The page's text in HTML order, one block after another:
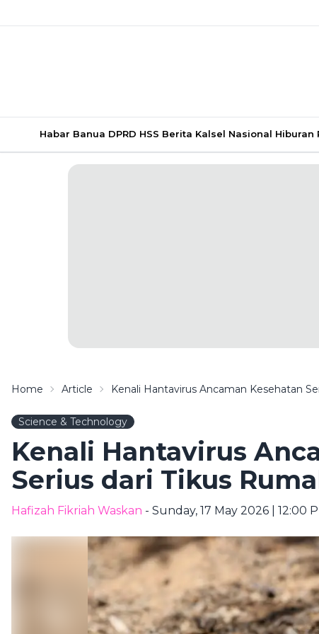
Habar Banua DPRD HSS Berita Kalsel Nasional Hiburan
Home Article Kenali Hantavirus Ancaman Kesehatan
Science & Technology
Kenali Hantavirus
Serius dari Tikus
Hafizah Fikriah Waskan - Sunday, 17 May 2026 | 12:00